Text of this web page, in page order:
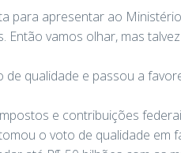
para apresentar ao
vamos olhar, mas
qualidade e passou a
e contribuições
o voto de qualidade em